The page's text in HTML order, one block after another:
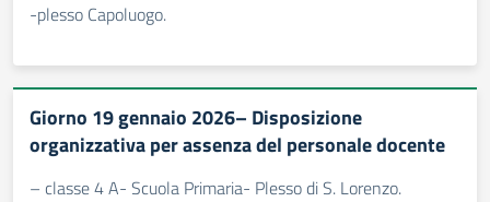
-plesso Capoluogo.
Giorno 19 gennaio 2026– Disposizione
organizzativa per assenza del personale docente
– classe 4 A- Scuola Primaria- Plesso di S. Lorenzo.